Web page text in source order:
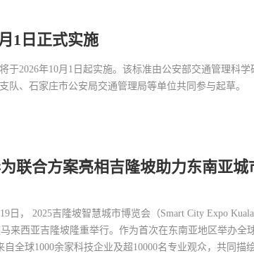
1日正式实施
2026年10月1日起实施。该标准由公安部交通管理科学
、石家庄市公安局交通管理局等单位共同参与起草。
联合方案亮相吉隆坡助力东南亚城
日， 2025吉隆坡智慧城市博览会（Smart City Expo Kuala
来西亚吉隆坡隆重举行。作为首次在东南亚地区举办全
自全球1000余家科技企业及超10000名专业观众，共同描